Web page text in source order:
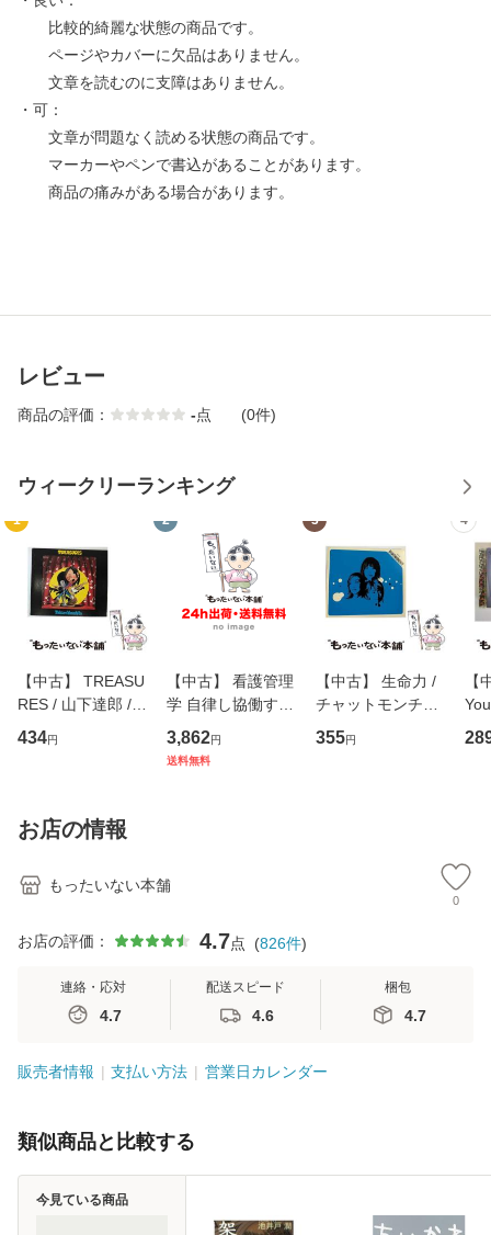
比較的綺麗な状態の商品です。
ページやカバーに欠品はありません。
文章を読むのに支障はありません。
・可：
文章が問題なく読める状態の商品です。
マーカーやペンで書込があることがあります。
商品の痛みがある場合があります。
レビュー
商品の評価： -点 (0件)
ウィークリーランキング
1
【中古】 TREASU
RES / 山下達郎 /
イーストウエス
ト・ジャパン [CD]
434円
2
【中古】 看護管理
学 自律し協働する
専門職の看護マネ
ジメントスキル 改
3,862円
送料無料
3
【中古】 生命力 /
チャットモンチー /
キューンレコード
[CD]【メール便送
355円
4
【
のが
お店の情報
もったいない本舗
0
お店の評価： 4.7点 (826件)
連絡・応対
4.7
配送スピード
4.6
梱包
4.7
販売者情報 支払い方法 営業日カレンダー
類似商品と比較する
今見ている商品